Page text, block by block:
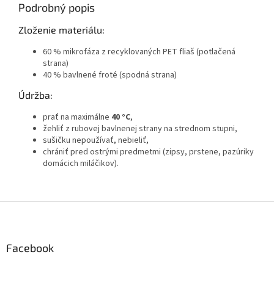
Podrobný popis
Zloženie materiálu:
60 % mikrofáza z recyklovaných PET fliaš (potlačená
strana)
40 % bavlnené froté (spodná strana)
Údržba:
prať na maximálne 40 °C,
žehliť z rubovej bavlnenej strany na strednom stupni,
sušičku nepoužívať, nebieliť,
chrániť pred ostrými predmetmi (zipsy, prstene, pazúriky
domácich miláčikov).
Facebook